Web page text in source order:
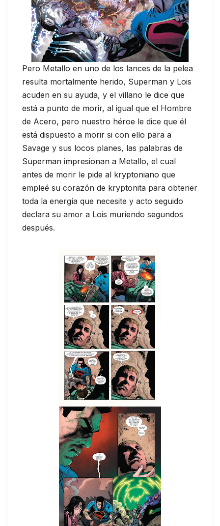
Pero Metallo en uno de los lances de la pelea
resulta mortalmente herido, Superman y Lois
acuden en su ayuda, y el villano le dice que
está a punto de morir, al igual que el Hombre
de Acero, pero nuestro héroe le dice que él
está dispuesto a morir si con ello para a
Savage y sus locos planes, las palabras de
Superman impresionan a Metallo, el cual
antes de morir le pide al kryptoniano que
empleé su corazón de kryptonita para obtener
toda la energía que necesite y acto seguido
declara su amor a Lois muriendo segundos
después.